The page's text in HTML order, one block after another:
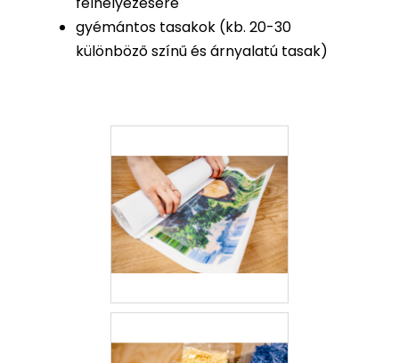
gyémántos tasakok (kb. 20-30
különböző színű és árnyalatú tasak)